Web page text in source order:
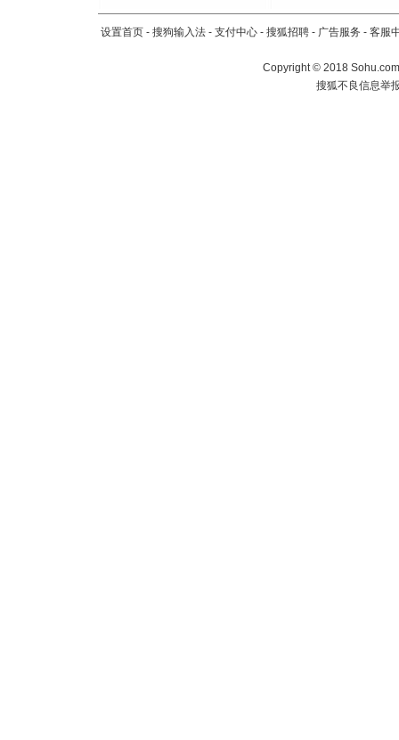
设置首页 - 搜狗输入法 - 支付中心 - 搜狐招聘 - 广告服务 - 客服
Copyright ©2018
搜狐不良信息举